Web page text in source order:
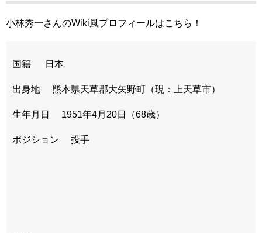
小林秀一さんのWiki風プロフィールはこちら！
国籍 日本
出身地 熊本県天草郡大矢野町（現：上天草市）
生年月日 1951年4月20日（68歳）
ポジション 投手